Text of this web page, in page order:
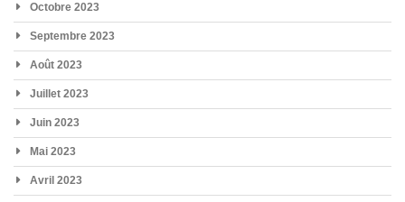
Octobre 2023
Septembre 2023
Août 2023
Juillet 2023
Juin 2023
Mai 2023
Avril 2023